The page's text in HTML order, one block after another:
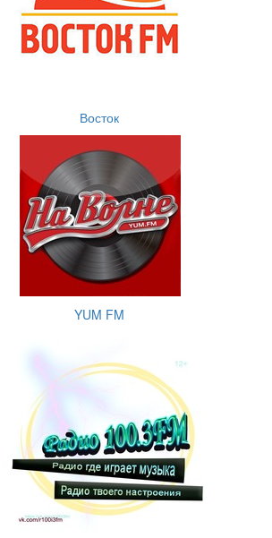
Восток
YUM FM